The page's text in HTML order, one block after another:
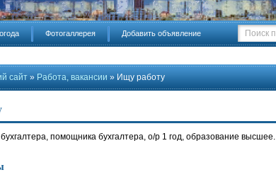
Фотогаллерея Добавить объявление
сайт » Работа, вакансии » Ищу работу
помощника бухгалтера, о/р 1 год, образование высшее.